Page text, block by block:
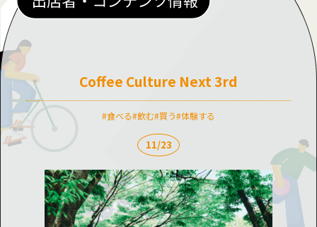
Coffee Culture Next 3rd
食べる 飲む 買う 体験する
11/23